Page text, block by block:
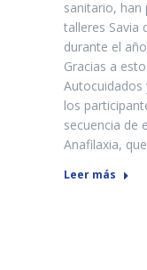
sanitario, han
talleres Savia
durante el
Gracias a
Autocuidados
los
secuencia de
Anafilaxia,
Leer más